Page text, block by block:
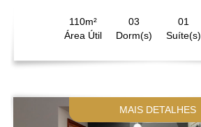
110m²
Área Útil
03
Dorm(s)
01
Suíte(s)
MAIS DETALHES